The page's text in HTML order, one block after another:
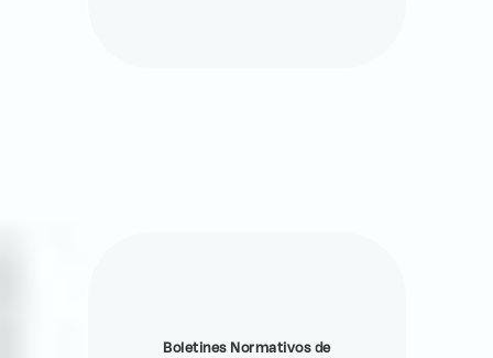
Boletines Normativos de